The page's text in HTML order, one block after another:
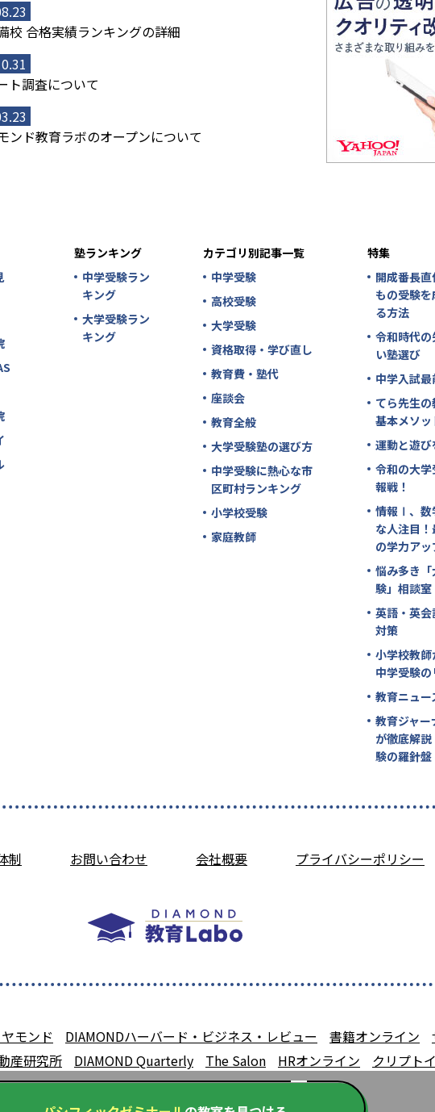
校 合格実績ランキングの詳細
ト調査について
ンド教育ラボのオープンについて
塾ランキング
中学受験ラン
キング
大学受験ラン
キング
カテゴリ別記事一覧
中学受験
高校受験
大学受験
資格取得・学び直し
教育費・塾代
座談会
教育全般
大学受験塾の選び方
中学受験に熱心な市
区町村ランキング
小学校受験
家庭教師
特集
開成番長
もの受験
る方法
令和時代
い塾選び
中学入試最
てら先生
基本メソッ
運動と遊び
令和の大
報戦！
情報Ⅰ、数
な人注目
の学力アッ
悩み多き
験」相談室
英語・英
対策
小学校教師
中学受験
教育ニュー
教育ジャー
が徹底解
験の羅針盤
制 お問い合わせ 会社概要 プライバシーポリシー
モンド DIAMONDハーバード・ビジネス・レビュー 書籍オンライン
産研究所 DIAMOND Quarterly The Salon HRオンライン クリプト